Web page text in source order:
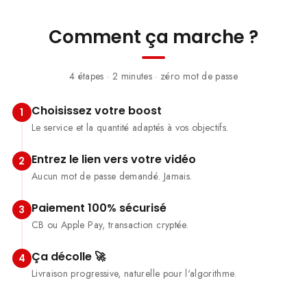
Comment ça marche ?
4 étapes · 2 minutes · zéro mot de passe
1 Choisissez votre boost
Le service et la quantité adaptés à vos objectifs.
2 Entrez le lien vers votre vidéo
Aucun mot de passe demandé. Jamais.
3 Paiement 100% sécurisé
CB ou Apple Pay, transaction cryptée.
4 Ça décolle 🚀
Livraison progressive, naturelle pour l'algorithme.